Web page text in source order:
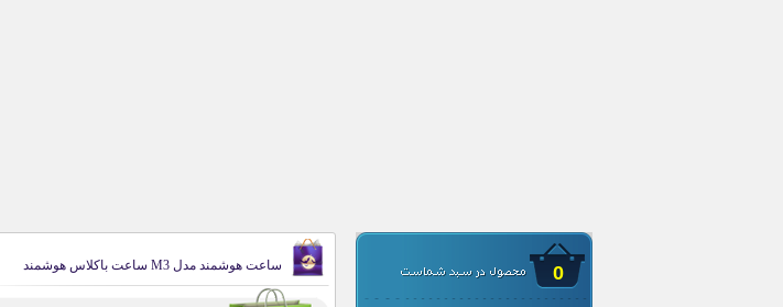
0 ساعت هوشمند مدل M3 ساعت باکلاس هوشمند